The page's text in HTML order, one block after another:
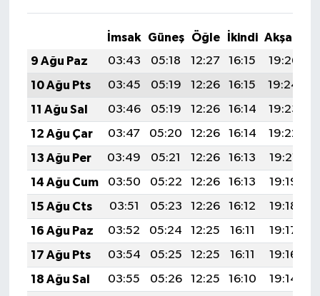
İmsak Güneş Öğle İkindi Akşam
9 Ağu Paz
03:43 05:18 12:27 16:15 19:26
10 Ağu Pts
03:45 05:19 12:26 16:15 19:24
11 Ağu Sal
03:46 05:19 12:26 16:14 19:23
12 Ağu Çar
03:47 05:20 12:26 16:14 19:22
13 Ağu Per
03:49 05:21 12:26 16:13 19:21
14 Ağu Cum
03:50 05:22 12:26 16:13 19:19
15 Ağu Cts
03:51 05:23 12:26 16:12 19:18
16 Ağu Paz
03:52 05:24 12:25 16:11 19:17
17 Ağu Pts
03:54 05:25 12:25 16:11 19:16
18 Ağu Sal
03:55 05:26 12:25 16:10 19:14